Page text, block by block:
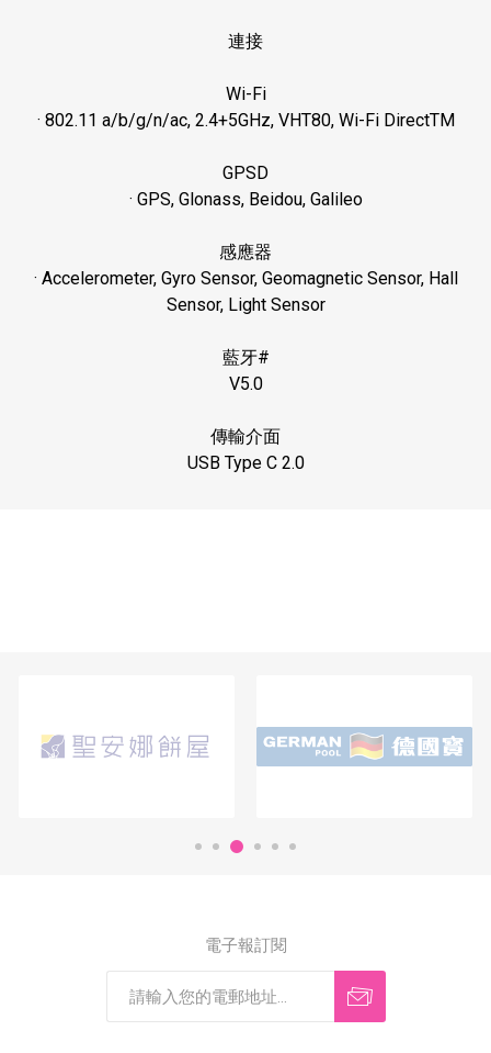
連接
Wi-Fi
· 802.11 a/b/g/n/ac, 2.4+5GHz, VHT80, Wi-Fi DirectTM
GPSD
· GPS, Glonass, Beidou, Galileo
感應器
· Accelerometer, Gyro Sensor, Geomagnetic Sensor, Hall
Sensor, Light Sensor
藍牙#
V5.0
傳輸介面
USB Type C 2.0
電子報訂閱